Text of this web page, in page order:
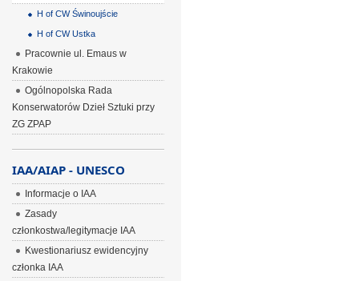
H of CW Świnoujście
H of CW Ustka
Pracownie ul. Emaus w
Krakowie
Ogólnopolska Rada
Konserwatorów Dzieł Sztuki przy
ZG ZPAP
IAA/AIAP - UNESCO
Informacje o IAA
Zasady
członkostwa/legitymacje IAA
Kwestionariusz ewidencyjny
członka IAA